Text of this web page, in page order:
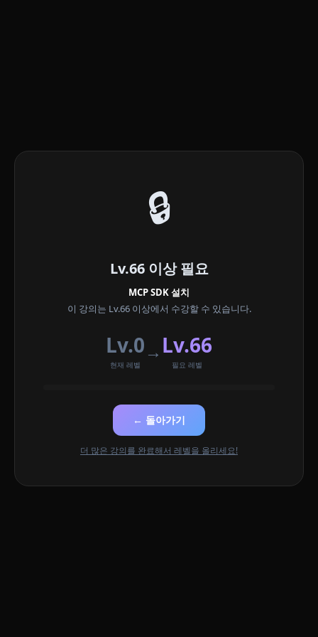
🔒
Lv.66 이상 필요
MCP SDK 설치
이 강의는 Lv.66 이상에서 수강할 수 있습니다.
Lv.0
현재 레벨
→ Lv.66
필요 레벨
← 돌아가기
더 많은 강의를 완료해서 레벨을 올리세요!